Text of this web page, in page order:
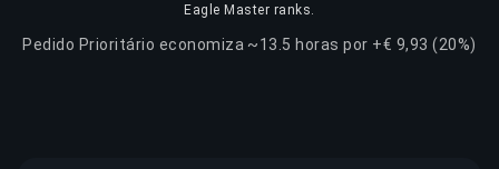
Eagle Master ranks.
Pedido Prioritário economiza ~13.5 horas por +€ 9,93 (20%)